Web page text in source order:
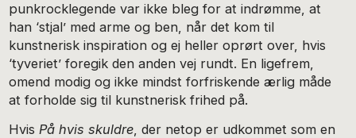
punkrocklegende var ikke bleg for at indrømme, at
han ‘stjal’ med arme og ben, når det kom til
kunstnerisk inspiration og ej heller oprørt over, hvis
‘tyveriet’ foregik den anden vej rundt. En ligefrem,
omend modig og ikke mindst forfriskende ærlig måde
at forholde sig til kunstnerisk frihed på.
Hvis På hvis skuldre , der netop er udkommet som en